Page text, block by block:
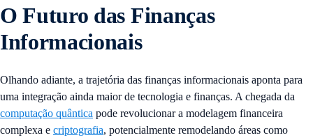
O Futuro das Finanças
Informacionais
Olhando adiante, a trajetória das finanças informacionais aponta para
uma integração ainda maior de tecnologia e finanças. A chegada da
computação quântica pode revolucionar a modelagem financeira
complexa e criptografia, potencialmente remodelando áreas como